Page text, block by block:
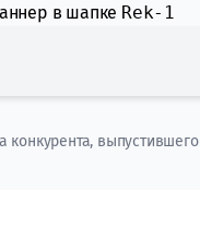
в шапке Rek-1
выпустившего